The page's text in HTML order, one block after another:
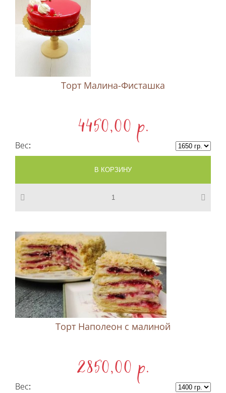
Торт Малина-Фисташка
4450,00 p.
Вес
Торт Наполеон c малиной
2850,00 p.
Вес